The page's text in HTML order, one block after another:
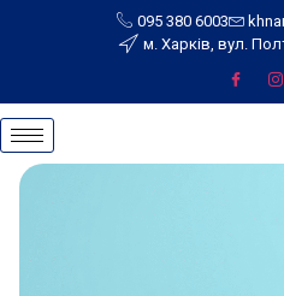
095 380 6003
м. Харків, вул.